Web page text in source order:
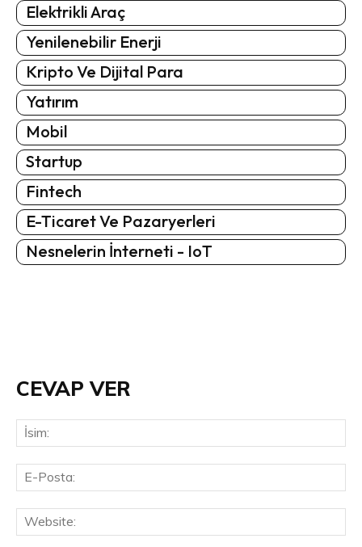
Elektrikli Araç
Yenilenebilir Enerji
Kripto Ve Dijital Para
Yatırım
Mobil
Startup
Fintech
E-Ticaret Ve Pazaryerleri
Nesnelerin İnterneti - IoT
CEVAP VER